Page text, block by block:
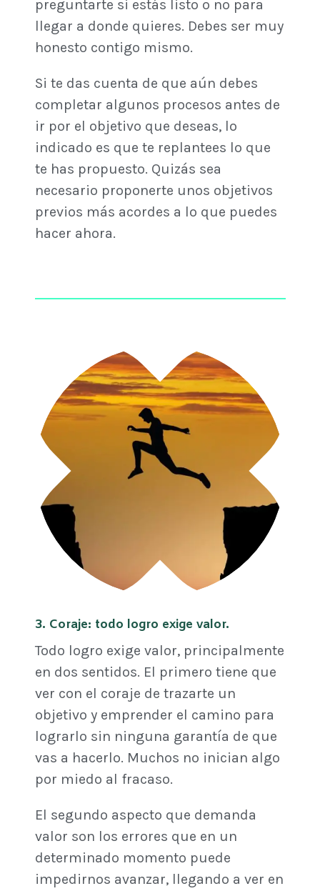
preguntarte si estás listo o no para
llegar a donde quieres. Debes ser muy
honesto contigo mismo.
Si te das cuenta de que aún debes
completar algunos procesos antes de
ir por el objetivo que deseas, lo
indicado es que te replantees lo que
te has propuesto. Quizás sea
necesario proponerte unos objetivos
previos más acordes a lo que puedes
hacer ahora.
3. Coraje: todo logro exige valor.
Todo logro exige valor, principalmente
en dos sentidos. El primero tiene que
ver con el coraje de trazarte un
objetivo y emprender el camino para
lograrlo sin ninguna garantía de que
vas a hacerlo. Muchos no inician algo
por miedo al fracaso.
El segundo aspecto que demanda
valor son los errores que en un
determinado momento puede
impedirnos avanzar, llegando a ver en